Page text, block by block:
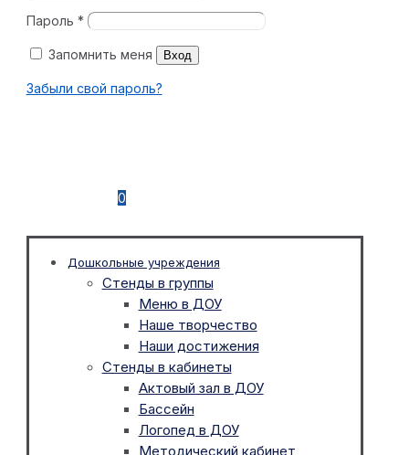
Пароль *
Запомнить меня Вход
Забыли свой пароль?
0
Дошкольные учреждения
Стенды в группы
Меню в ДОУ
Наше творчество
Наши достижения
Стенды в кабинеты
Актовый зал в ДОУ
Бассейн
Логопед в ДОУ
Методический кабинет